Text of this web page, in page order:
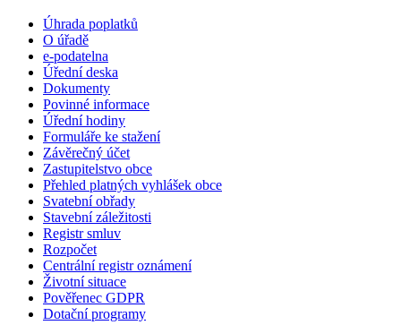
Úhrada poplatků
O úřadě
e-podatelna
Úřední deska
Dokumenty
Povinné informace
Úřední hodiny
Formuláře ke stažení
Závěrečný účet
Zastupitelstvo obce
Přehled platných vyhlášek obce
Svatební obřady
Stavební záležitosti
Registr smluv
Rozpočet
Centrální registr oznámení
Životní situace
Pověřenec GDPR
Dotační programy